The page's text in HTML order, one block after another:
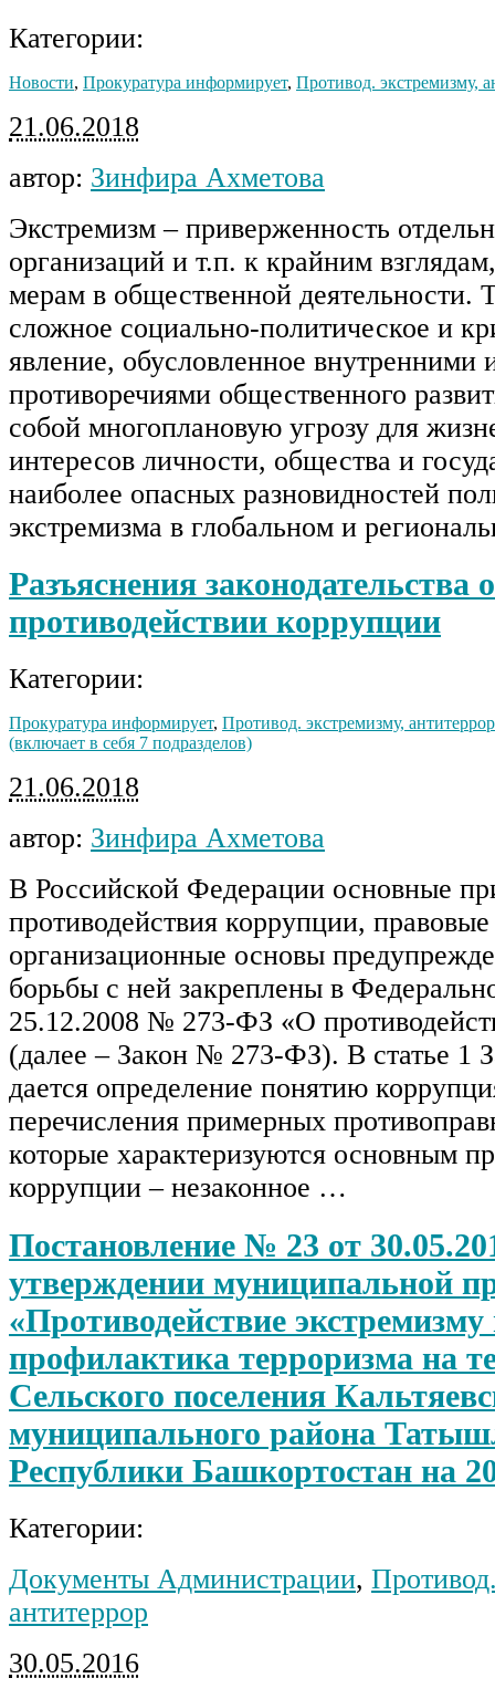
Категории:
Новости, Прокуратура информирует, Противод. экстремизму,
21.06.2018
автор: Зинфира Ахметова
Экстремизм – приверженность
организаций и т.п. к крайним
мерам в общественной деятельности.
сложное социально-политическое и
явление, обусловленное
противоречиями общественного
собой многоплановую угрозу для
интересов личности, общества и
наиболее опасных разновидностей
экстремизма в глобальном и
Разъяснения законодательства о
противодействии коррупции
Категории:
Прокуратура информирует, Противод. экстремизму, антитеррор
(включает в себя 7 подразделов)
21.06.2018
автор: Зинфира Ахметова
В Российской Федерации основные
противодействия коррупции,
организационные основы
борьбы с ней закреплены в
25.12.2008 № 273-ФЗ «О
(далее – Закон № 273-ФЗ). В статье 1
дается определение понятию
перечисления примерных
которые характеризуются основным
коррупции – незаконное …
Постановление № 23 от
утверждении муниципальной
«Противодействие экстремизму
профилактика терроризма на
Сельского поселения
муниципального района
Республики Башкортостан на
Категории:
Документы Администрации,
антитеррор
30.05.2016